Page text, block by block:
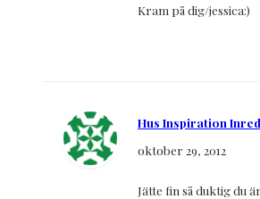
Kram på dig/jessica:)
Hus Inspiration
oktober 29, 2012
Jätte fin så duktig du